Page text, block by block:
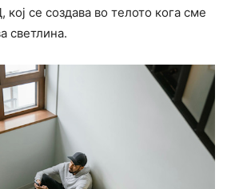
се создава во телото кога сме
светлина.